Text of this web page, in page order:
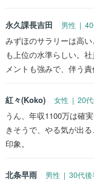
永久課長吉田 男性 |
みずほのサラリーは高
も上位の水準らしい。
メントも強みで、伴う責
紅々(Koko) 女性 | 20
うん、年収1100万は確
きそうで、やる気が出
印象。
北条早雨 男性 | 30代後